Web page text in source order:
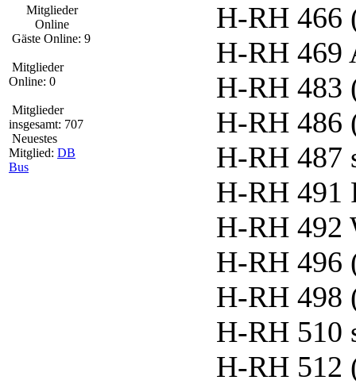
Mitglieder
Online
Gäste Online: 9
Mitglieder
Online: 0
Mitglieder
insgesamt: 707
Neuestes
Mitglied: DB
Bus
H-RH 466
H-RH 469
H-RH 483
H-RH 486
H-RH 487
H-RH 491
H-RH 492
H-RH 496
H-RH 498
H-RH 510
H-RH 512